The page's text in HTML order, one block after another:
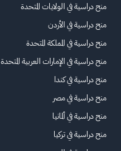
منح دراسية في الولايات المتحدة
منح دراسية في الأردن
منح دراسية في المملكة المتحدة
منح دراسية في الإمارات العربية المتحدة
منح دراسية في كندا
منح دراسية في مصر
منح دراسية في ألمانيا
منح دراسية في تركيا